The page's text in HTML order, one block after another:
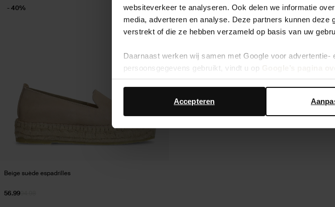
websiteverkeer te analyseren. Ook delen we informatie
media, adverteren en analyse. Deze partners kunnen
verstrekt of die ze hebben verzameld op basis van uw
Daarnaast werken wij samen met Google voor
persoonsgegevens gebruikt, vindt u op
Accepteren
Beige suède espadrilles
56.99
- 40%